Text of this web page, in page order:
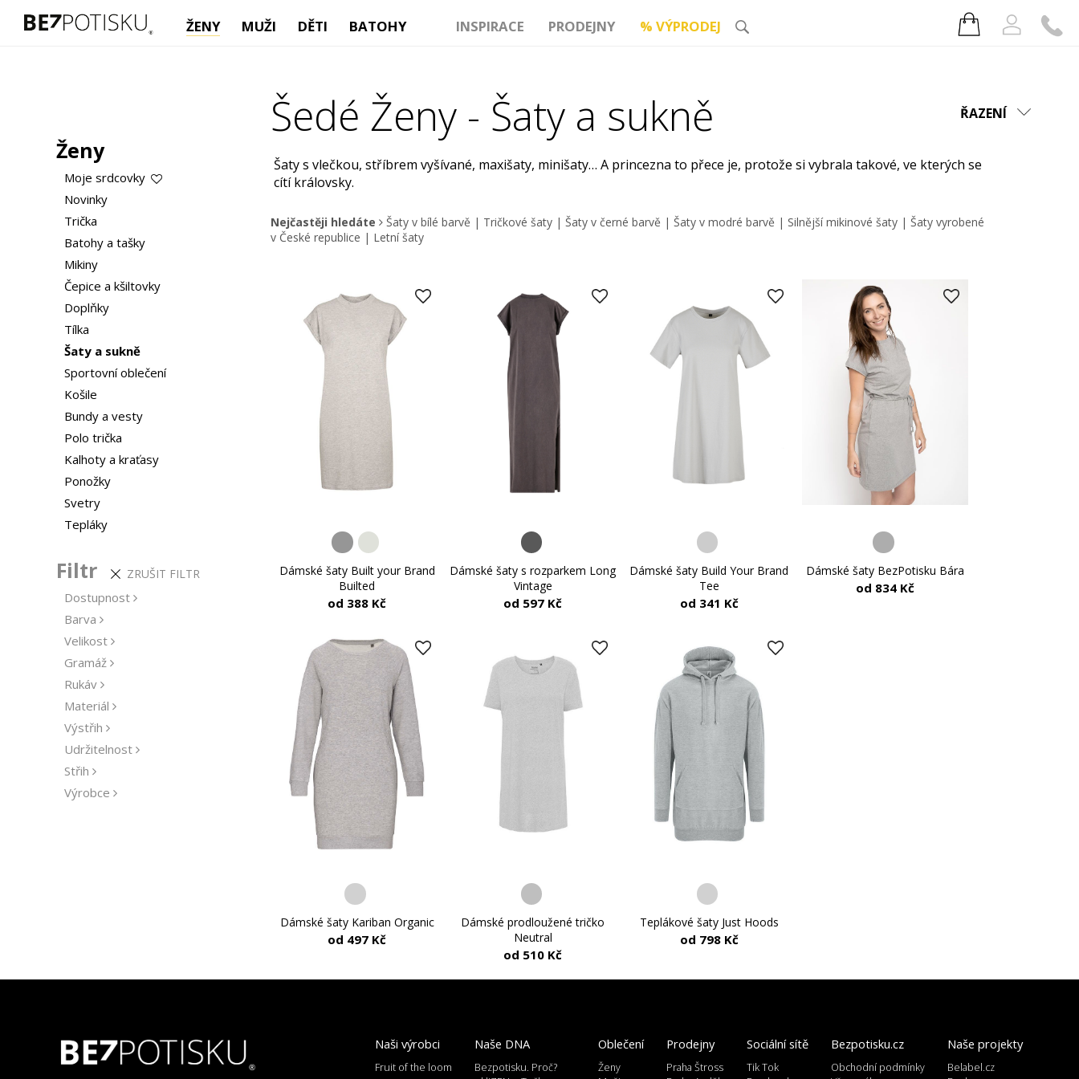
ŽENY MUŽI DĚTI BATOHY INSPIRACE PRODEJNY % VÝPRODEJ
Ženy
Moje srdcovky
Novinky
Trička
Batohy a tašky
Mikiny
Čepice a kšiltovky
Doplňky
Tílka
Šaty a sukně
Sportovní oblečení
Košile
Bundy a vesty
Polo trička
Kalhoty a kraťasy
Ponožky
Svetry
Tepláky
Filtr ZRUŠIT FILTR
Dostupnost
Barva
Velikost
Gramáž
Rukáv
Materiál
Výstřih
Udržitelnost
Střih
Výrobce
ŘAZENÍ
Šedé Ženy - Šaty a sukně
Šaty s vlečkou, stříbrem vyšívané, maxišaty, minišaty… A princezna to přece je, protože si vybrala takové, ve kterých se
cítí královsky.
Nejčastěji hledáte Šaty v bílé barvě | Tričkové šaty |Šaty v černé barvě |Šaty v modré barvě | Silnější mikinové šaty |Šaty vyrobené
v České republice | Letní šaty
Dámské šaty Built your Brand
Builted
od 388 Kč
Dámské šaty s rozparkem Long
Vintage
od 597 Kč
Dámské šaty Build Your Brand
Tee
od 341 Kč
Dámské šaty BezPotisku Bára
od 834 Kč
Dámské šaty Kariban Organic
od 497 Kč
Dámské prodloužené tričko
Neutral
od 510 Kč
Teplákové šaty Just Hoods
od 798 Kč
Naše projekty
Belabel.cz
Bezpotisku.cz
Obchodní podmínky
Sociální sítě
Tik Tok
Prodejny
Praha Štross
Oblečení
Ženy
Naše DNA
Bezpotisku. Proč?
Naši výrobci
Fruit of the loom